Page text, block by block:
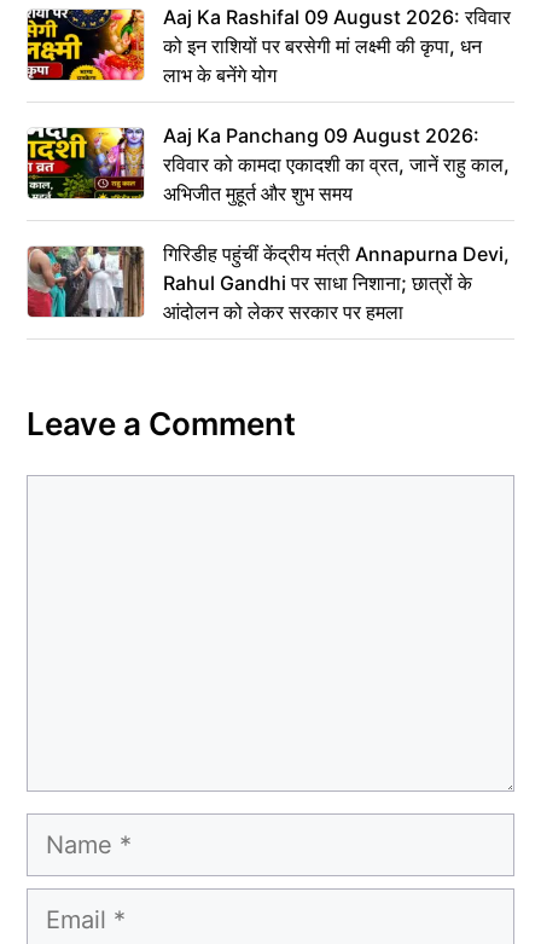
Aaj Ka Rashifal 09 August 2026: रविवार
को इन राशियों पर बरसेगी मां लक्ष्मी की कृपा, धन
लाभ के बनेंगे योग
Aaj Ka Panchang 09 August 2026:
रविवार को कामदा एकादशी का व्रत, जानें राहु काल,
अभिजीत मुहूर्त और शुभ समय
गिरिडीह पहुंचीं केंद्रीय मंत्री Annapurna Devi,
Rahul Gandhi पर साधा निशाना; छात्रों के
आंदोलन को लेकर सरकार पर हमला
Leave a Comment
Name
Email